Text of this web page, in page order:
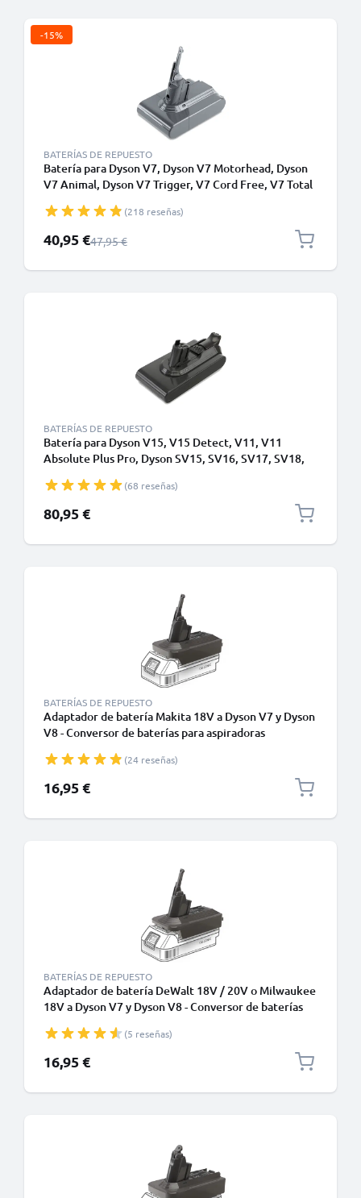
-15%
BATERÍAS DE REPUESTO
Batería para Dyson V7, Dyson V7 Motorhead, Dyson
V7 Animal, Dyson V7 Trigger, V7 Cord Free, V7 Total
(21.6V, 2500mAh) de CELLONIC - Batería con
tornillos
(218 reseñas)
Precio especial
40,95 €Precio normal
47,95 €
BATERÍAS DE REPUESTO
Batería para Dyson V15, V15 Detect, V11, V11
Absolute Plus Pro, Dyson SV15, SV16, SV17, SV18,
de CELLONIC
(68 reseñas)
80,95 €
BATERÍAS DE REPUESTO
Adaptador de batería Makita 18V a Dyson V7 y Dyson
V8 - Conversor de baterías para aspiradoras
(24 reseñas)
16,95 €
BATERÍAS DE REPUESTO
Adaptador de batería DeWalt 18V / 20V o Milwaukee
18V a Dyson V7 y Dyson V8 - Conversor de baterías
(5 reseñas)
16,95 €